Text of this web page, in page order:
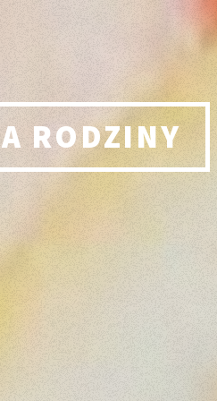
RODZINY